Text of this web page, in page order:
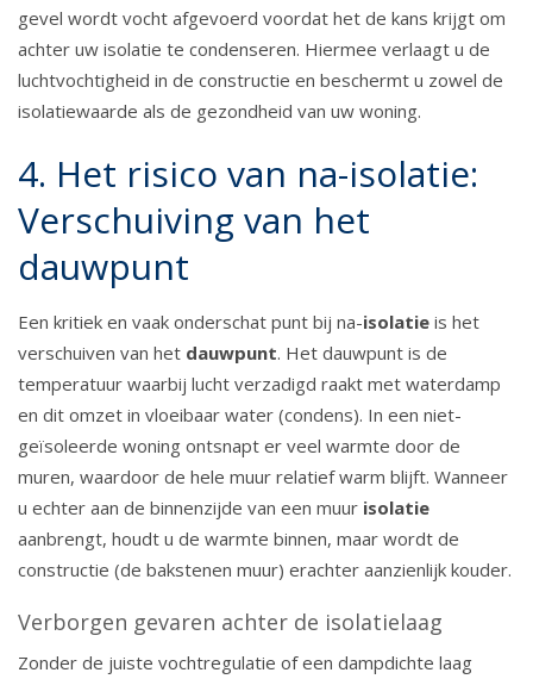
gevel wordt vocht afgevoerd voordat het de kans krijgt om
achter uw isolatie te condenseren. Hiermee verlaagt u de
luchtvochtigheid in de constructie en beschermt u zowel de
isolatiewaarde als de gezondheid van uw woning.
4. Het risico van na-isolatie:
Verschuiving van het
dauwpunt
Een kritiek en vaak onderschat punt bij na-isolatie is het
verschuiven van het dauwpunt. Het dauwpunt is de
temperatuur waarbij lucht verzadigd raakt met waterdamp
en dit omzet in vloeibaar water (condens). In een niet-
geïsoleerde woning ontsnapt er veel warmte door de
muren, waardoor de hele muur relatief warm blijft. Wanneer
u echter aan de binnenzijde van een muur isolatie
aanbrengt, houdt u de warmte binnen, maar wordt de
constructie (de bakstenen muur) erachter aanzienlijk kouder.
Verborgen gevaren achter de isolatielaag
Zonder de juiste vochtregulatie of een dampdichte laag